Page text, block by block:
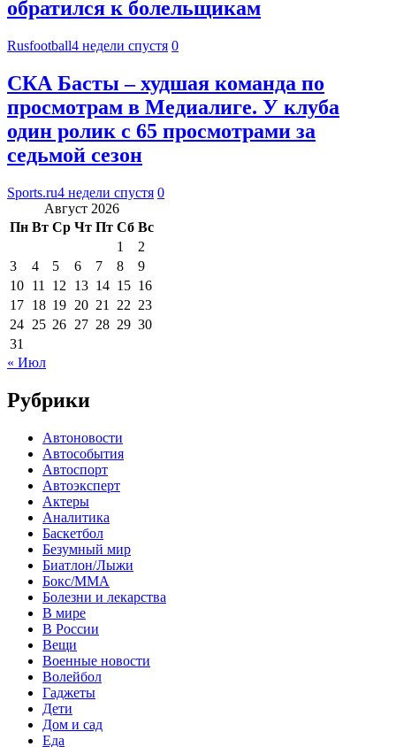
обратился к болельщикам
Rusfootball4 недели спустя 0
СКА Басты – худшая команда по
просмотрам в Медиалиге. У клуба
один ролик с 65 просмотрами за
седьмой сезон
Sports.ru4 недели спустя 0
Август 2026
Пн Вт Ср Чт Пт Сб Вс
1
2
3
4 5 6 7 8
9
10 11 12 13 14 15 16
17 18 19 20 21 22 23
24 25 26 27 28 29 30
31
« Июл
Рубрики
Автоновости
Автособытия
Автоспорт
Автоэксперт
Актеры
Аналитика
Баскетбол
Безумный мир
Биатлон/Лыжи
Бокс/MMA
Болезни и лекарства
В мире
В России
Вещи
Военные новости
Волейбол
Гаджеты
Дети
Дом и сад
Еда